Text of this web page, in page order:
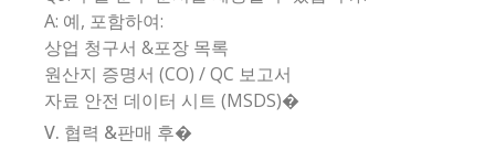
A: 예, 포함하여:
상업 청구서 &포장 목록
원산지 증명서 (CO) / QC 보고서
자료 안전 데이터 시트 (MSDS)�
V. 협력 &판매 후�